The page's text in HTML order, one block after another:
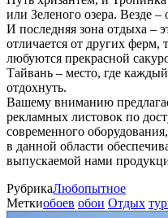
или Зеленого озера. Везде
И последняя зона отдыха
отличается от других ферм,
любуются прекрасной
Тайвань – место, где
отдохнуть.
Вашему вниманию
рекламных листовок по
современного
в данной области
выпускаемой нами
РубрикаЛюбопытное
Меткиобоев обои Отдых